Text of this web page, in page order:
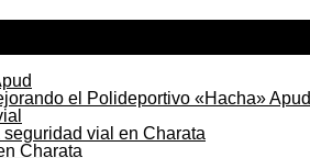
el Polideportivo «Hacha» Apud
vial en Charata